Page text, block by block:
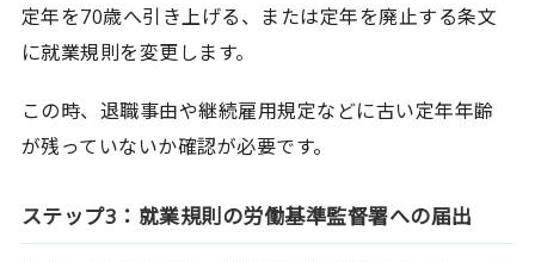
定年を70歳へ引き上げる、または定年を廃止する条文
に就業規則を変更します。
この時、退職事由や継続雇用規定などに古い定年年齢
が残っていないか確認が必要です。
ステップ3：就業規則の労働基準監督署への届出